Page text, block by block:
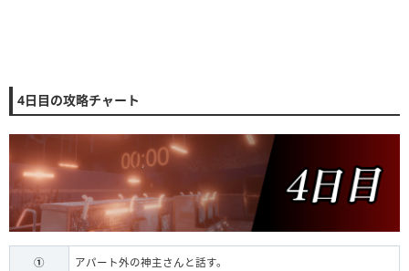
4日目の攻略チャート
① アパート外の神主さんと話す。